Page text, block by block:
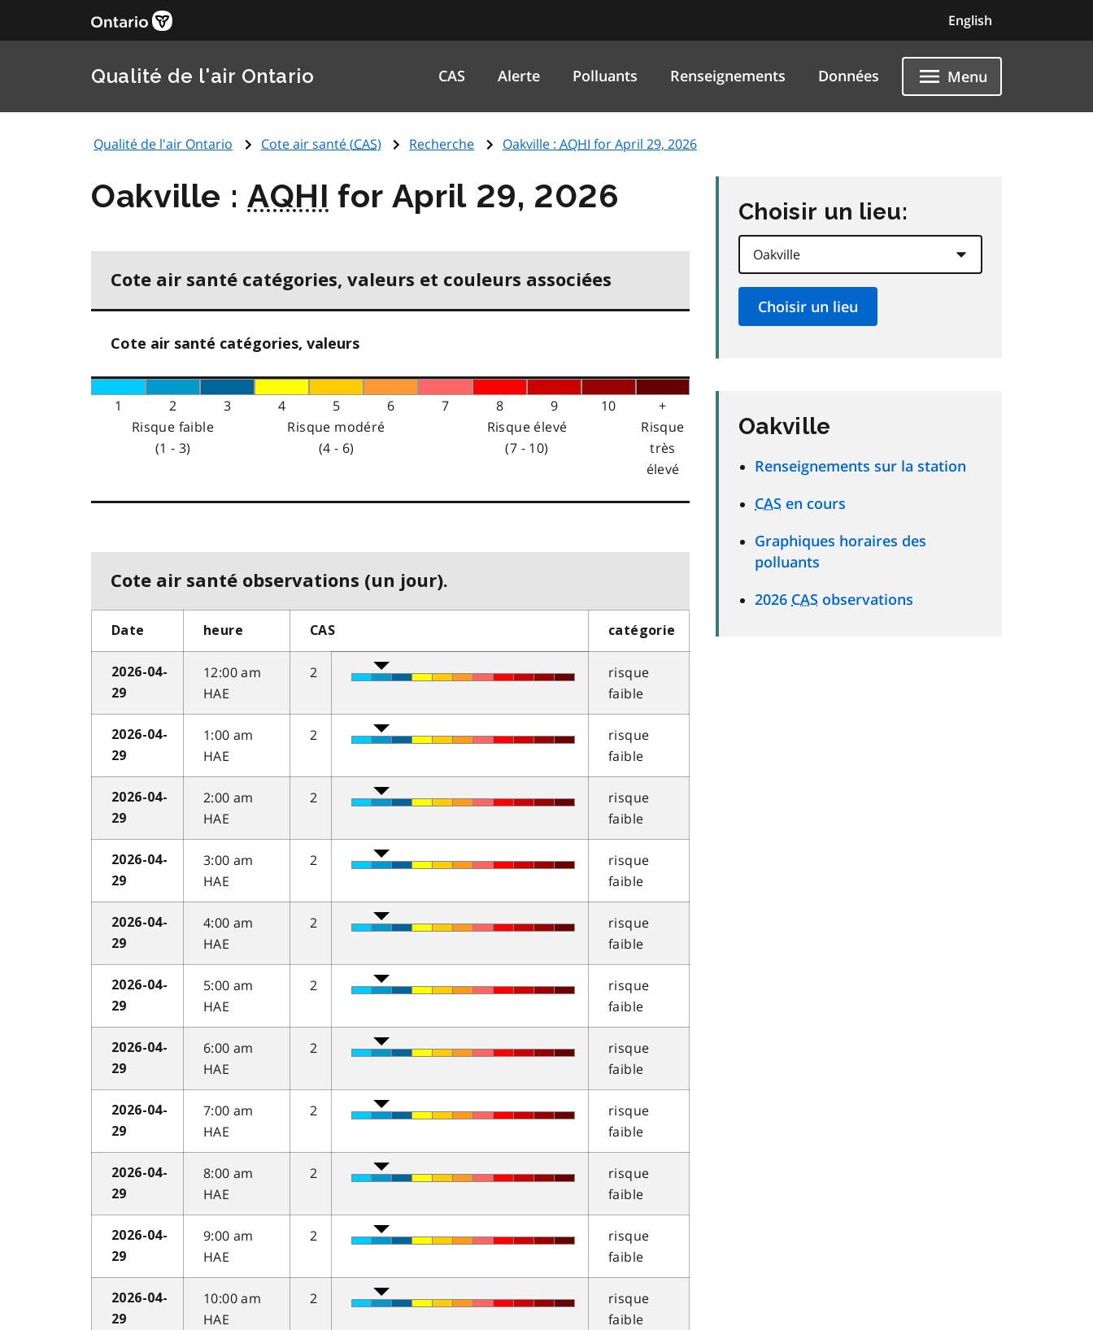
English
Qualité de l'air Ontario CAS Alerte Polluants Renseignements Données Menu
Qualité de l'air Ontario Cote air santé (CAS) Recherche Oakville : AQHI for April 29, 2026
Oakville :AQHI for April 29, 2026
Cote air santé catégories, valeurs et couleurs associées
Cote air santé catégories, valeurs
1 2 3 4 5 6 7 8 9 10
+
Risque faible
(1 - 3)
Risque modéré
(4 - 6)
Risque élevé
(7 - 10)
Risque
très
élevé
Cote air santé observations (un jour).
Date heure CAS catégorie
2026-04-
29
12:00 am
HAE
2
risque
faible
2026-04-
29
1:00 am
HAE
2
risque
faible
2026-04-
29
2:00 am
HAE
2
risque
faible
2026-04-
29
3:00 am
HAE
2
risque
faible
2026-04-
29
4:00 am
HAE
2
risque
faible
2026-04-
29
5:00 am
HAE
2
risque
faible
2026-04-
29
6:00 am
HAE
2
risque
faible
2026-04-
29
7:00 am
HAE
2
risque
faible
2026-04-
29
8:00 am
HAE
2
risque
faible
2026-04-
29
9:00 am
HAE
2
risque
faible
2026-04-
29
10:00 am
HAE
2
risque
faible
Choisir un lieu:
Oakville
Renseignements sur la station
CAS en cours
Graphiques horaires des
polluants
2026 CAS observations